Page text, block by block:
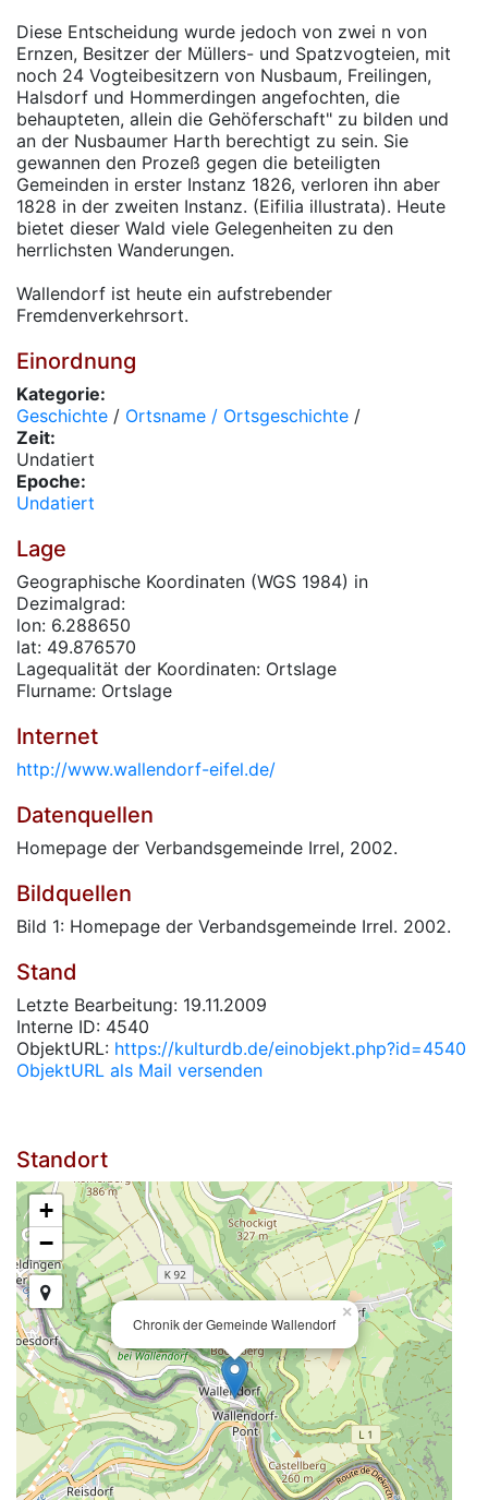
Diese Entscheidung wurde jedoch von zwei n von
Ernzen, Besitzer der Müllers- und Spatzvogteien, mit
noch 24 Vogteibesitzern von Nusbaum, Freilingen,
Halsdorf und Hommerdingen angefochten, die
behaupteten, allein die Gehöferschaft" zu bilden und
an der Nusbaumer Harth berechtigt zu sein. Sie
gewannen den Prozeß gegen die beteiligten
Gemeinden in erster Instanz 1826, verloren ihn aber
1828 in der zweiten Instanz. (Eifilia illustrata). Heute
bietet dieser Wald viele Gelegenheiten zu den
herrlichsten Wanderungen.
Wallendorf ist heute ein aufstrebender
Fremdenverkehrsort.
Einordnung
Kategorie:
Geschichte / Ortsname / Ortsgeschichte /
Zeit:
Undatiert
Epoche:
Undatiert
Lage
Geographische Koordinaten (WGS 1984) in
Dezimalgrad:
lon: 6.288650
lat: 49.876570
Lagequalität der Koordinaten: Ortslage
Flurname: Ortslage
Internet
http://www.wallendorf-eifel.de/
Datenquellen
Homepage der Verbandsgemeinde Irrel, 2002.
Bildquellen
Bild 1: Homepage der Verbandsgemeinde Irrel. 2002.
Stand
Letzte Bearbeitung: 19.11.2009
Interne ID: 4540
ObjektURL: https://kulturdb.de/einobjekt.php?id=4540
ObjektURL als Mail versenden
Standort
Chronik der Gemeinde Wallendorf
×
+
−